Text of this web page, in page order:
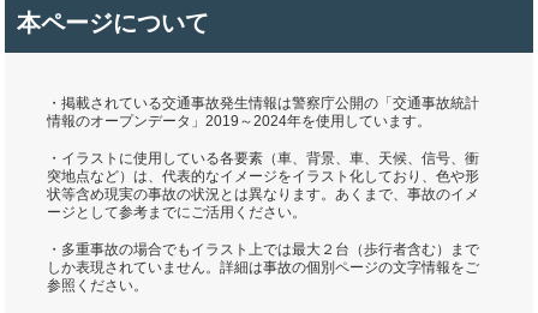
本ページについて
・掲載されている交通事故発生情報は警察庁公開の「交通事故統計
情報のオープンデータ」2019～2024年を使用しています。
・イラストに使用している各要素（車、背景、車、天候、信号、衝
突地点など）は、代表的なイメージをイラスト化しており、色や形
状等含め現実の事故の状況とは異なります。あくまで、事故のイメ
ージとして参考までにご活用ください。
・多重事故の場合でもイラスト上では最大２台（歩行者含む）まで
しか表現されていません。詳細は事故の個別ページの文字情報をご
参照ください。